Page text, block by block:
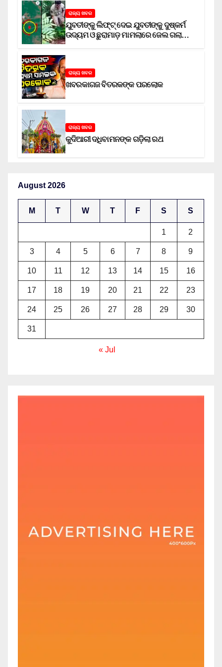
ରାଜ୍ୟ ଖବର
ଯୁବତୀଙ୍କୁ ଲିଫ୍‌ଟ୍‌ ଦେଇ ଯୁବତୀଙ୍କୁ ଦୁଷ୍କର୍ମ
ଉଦ୍ୟମ ଓ ଛୁରାମାଡ଼ ମାମଲାରେ ଜେଲ ଗଲା
ରାଜ୍ୟ ଖବର
ଖବରକାଗଜ ବିତରକଙ୍କ ପରଲୋକ
ରାଜ୍ୟ ଖବର
କୁଦିଆରୀ ଦଧିବାମନଙ୍କ ଗଡ଼ିଲା ରଥ
August 2026
M T W T F S S
1 2
3 4 5 6 7 8 9
10 11 12 13 14 15 16
17 18 19 20 21 22 23
24 25 26 27 28 29 30
31
« Jul